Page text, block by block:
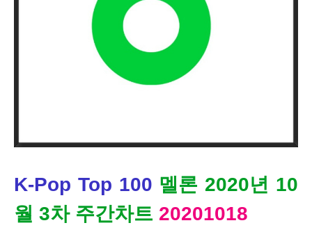
K-Pop Top 100 멜론 2020년 10
월 3차 주간차트 20201018